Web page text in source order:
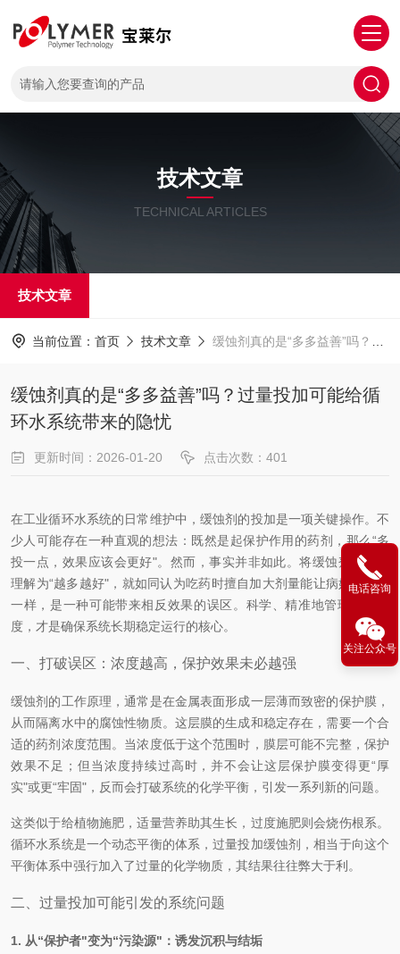
技术文章
TECHNICAL ARTICLES
技术文章
当前位置： 首页 技术文章 缓蚀剂真的是“多多益善”吗？过量投加可能给循环水系统带来的隐忧
缓蚀剂真的是“多多益善”吗？过量投加可能给循
环水系统带来的隐忧
更新时间：2026-01-20 点击次数：401
在工业循环水系统的日常维护中，缓蚀剂的投加是一项关键操作。不
少人可能存在一种直观的想法：既然是起保护作用的药剂，那么“多
投一点，效果应该会更好"。然而，事实并非如此。将缓蚀剂简单地
理解为“越多越好"，就如同认为吃药时擅自加大剂量能让病好得更快
一样，是一种可能带来相反效果的误区。科学、精准地管理投加浓
度，才是确保系统长期稳定运行的核心。
一、打破误区：浓度越高，保护效果未必越强
缓蚀剂的工作原理，通常是在金属表面形成一层薄而致密的保护膜，
从而隔离水中的腐蚀性物质。这层膜的生成和稳定存在，需要一个合
适的药剂浓度范围。当浓度低于这个范围时，膜层可能不完整，保护
效果不足；但当浓度持续过高时，并不会让这层保护膜变得更“厚
实"或更“牢固"，反而会打破系统的化学平衡，引发一系列新的问题。
这类似于给植物施肥，适量营养助其生长，过度施肥则会烧伤根系。
循环水系统是一个动态平衡的体系，过量投加缓蚀剂，相当于向这个
平衡体系中强行加入了过量的化学物质，其结果往往弊大于利。
二、过量投加可能引发的系统问题
1. 从“保护者"变为“污染源"：诱发沉积与结垢
电话咨询
关注公众号